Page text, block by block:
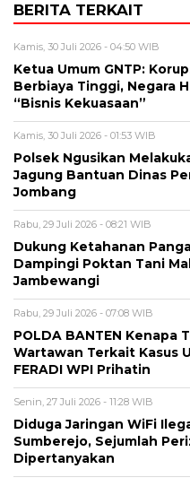
BERITA TERKAIT
Kamis, 30 Juli 2026 - 04:50 WIB
Ketua Umum GNTP:
Berbiaya Tinggi, Negara
“Bisnis Kekuasaan”
Kamis, 30 Juli 2026 - 01:53 WIB
Polsek Ngusikan
Jagung Bantuan Dinas
Jombang
Rabu, 29 Juli 2026 - 08:21 WIB
Dukung Ketahanan
Dampingi Poktan Tani
Jambewangi
Rabu, 29 Juli 2026 - 07:08 WIB
POLDA BANTEN Kenapa
Wartawan Terkait Kasus
FERADI WPI Prihatin
Senin, 27 Juli 2026 - 11:28 WIB
Diduga Jaringan WiFi
Sumberejo, Sejumlah
Dipertanyakan